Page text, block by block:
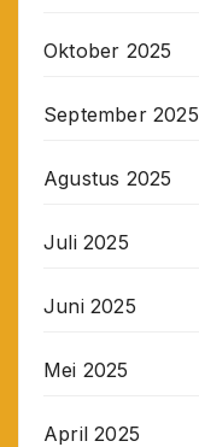
Oktober 2025
September 2025
Agustus 2025
Juli 2025
Juni 2025
Mei 2025
April 2025